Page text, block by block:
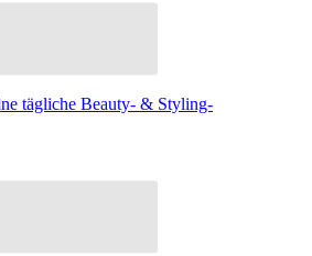
tägliche Beauty- & Styling-